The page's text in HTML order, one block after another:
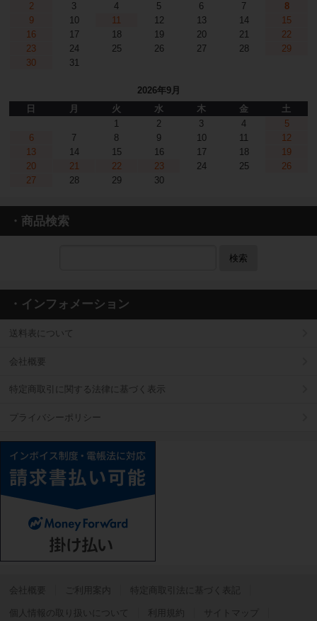
2
3 4 5 6 7
8
9
10 11 12 13 14
15
16
17 18 19 20 21
22
23
24 25 26 27 28
29
30
31
2026年9月
日
月 火 水 木 金
土
1
2 3 4
5
6
7 8 9 10 11
12
13
14 15 16 17 18
19
20
21 22 23 24 25
26
27
28 29 30
・商品検索
検索
・インフォメーション
送料表について
会社概要
特定商取引に関する法律に基づく表示
プライバシーポリシー
会社概要 ご利用案内 特定商取引法に基づく表記
個人情報の取り扱いについて 利用規約 サイトマップ